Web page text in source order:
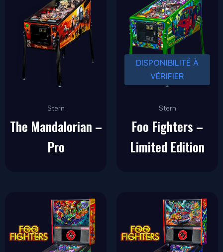
Stern
The Mandalorian –
Pro
DISPONIBILITÉ À
VÉRIFIER
Stern
Foo Fighters –
Limited Edition